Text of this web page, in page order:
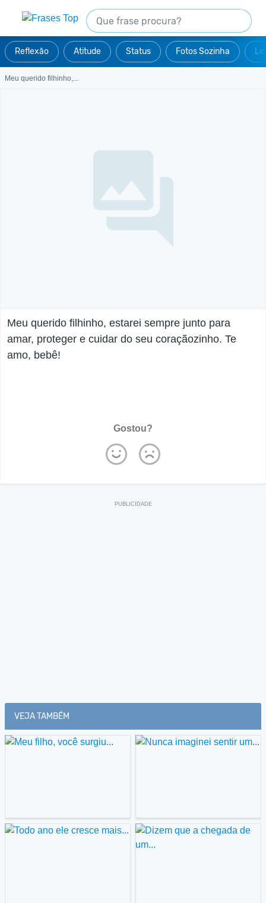
Reflexão Atitude Status Fotos Sozinha
Meu querido filhinho,...
Meu querido filhinho, estarei sempre junto para
amar, proteger e cuidar do seu coraçãozinho. Te
amo, bebê!
Gostou?
VEJA TAMBÉM